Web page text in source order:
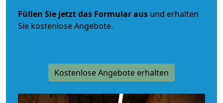
Füllen Sie jetzt das Formular aus und erhalten
Sie kostenlose Angebote.
Kostenlose Angebote erhalten